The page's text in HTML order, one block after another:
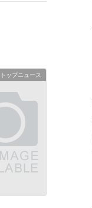
トップニュース